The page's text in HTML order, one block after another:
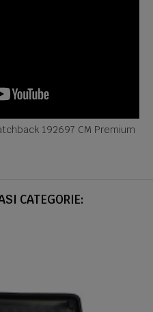
192697 CM Premium
CATEGORIE: